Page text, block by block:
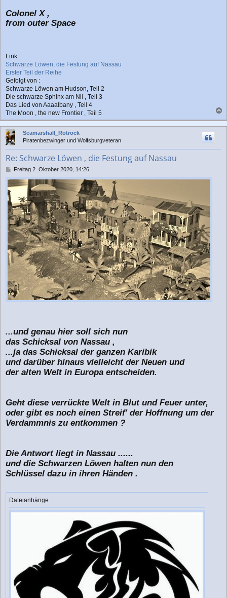
Colonel X ,
from outer Space
Link:
Schwarze Löwen, die Festung auf Nassau
Erster Teil der Reihe
Gefolgt von :
Schwarze Löwen am Hudson, Teil 2
Die schwarze Sphinx am Nil , Teil 3
Das Lied von Aaaalbany , Teil 4
The Moon , the new Frontier , Teil 5
a
c
Seamarshall_Rotrock
Piratenbezwinger und Wolfsburgveteran
Re: Schwarze Löwen , die Festung auf Nassau
B
e
a
g
Freitag 2. Oktober 2020, 14:26
...und genau hier soll sich nun
das Schicksal von Nassau ,
...ja das Schicksal der ganzen Karibik
und darüber hinaus vielleicht der Neuen und
der alten Welt in Europa entscheiden.
Geht diese verrückte Welt in Blut und Feuer unter,
oder gibt es noch einen Streif' der Hoffnung um der
Verdammnis zu entkommen ?
Die Antwort liegt in Nassau ......
und die Schwarzen Löwen halten nun den
Schlüssel dazu in ihren Händen .
Dateianhänge